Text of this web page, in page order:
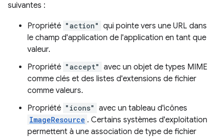
suivantes :
Propriété "action" qui pointe vers une URL dans
le champ d'application de l'application en tant que
valeur.
Propriété "accept" avec un objet de types MIME
comme clés et des listes d'extensions de fichier
comme valeurs.
Propriété "icons" avec un tableau d'icônes
ImageResource . Certains systèmes d'exploitation
permettent à une association de type de fichier